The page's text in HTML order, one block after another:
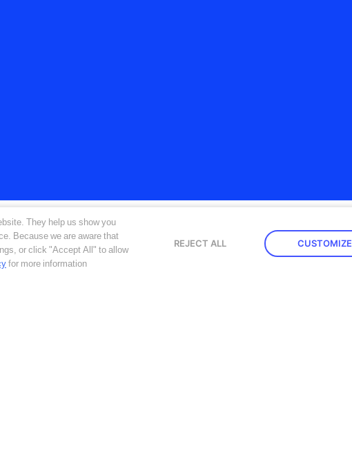
They help us show you
Because we are aware that
or click "Accept All" to allow
for more information
REJECT ALL CUSTOMIZE